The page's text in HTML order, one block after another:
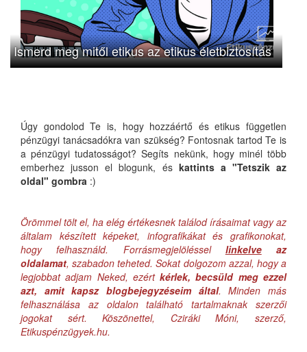
Ismerd meg mitől etikus az etikus életbiztosítás
Úgy gondolod Te is, hogy hozzáértő és etikus független
pénzügyi tanácsadókra van szükség? Fontosnak tartod Te is
a pénzügyi tudatosságot? Segíts nekünk, hogy minél több
emberhez jusson el blogunk, és kattints a "Tetszik az
oldal" gombra :)
Örömmel tölt el, ha elég értékesnek találod írásaimat vagy az
általam készített képeket, infografikákat és grafikonokat,
hogy felhasználd. Forrásmegjelöléssel linkelveaz
oldalamat, szabadon teheted. Sokat dolgozom azzal, hogy a
legjobbat adjam Neked, ezértkérlek, becsüld meg ezzel
azt, amit kapsz blogbejegyzéseim által. Minden más
felhasználása az oldalon található tartalmaknak szerzői
jogokat sért. Köszönettel, Cziráki Móni, szerző,
Etikuspénzügyek.hu.